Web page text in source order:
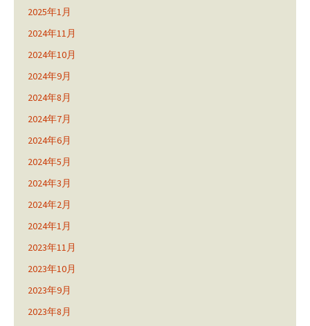
2025年1月
2024年11月
2024年10月
2024年9月
2024年8月
2024年7月
2024年6月
2024年5月
2024年3月
2024年2月
2024年1月
2023年11月
2023年10月
2023年9月
2023年8月